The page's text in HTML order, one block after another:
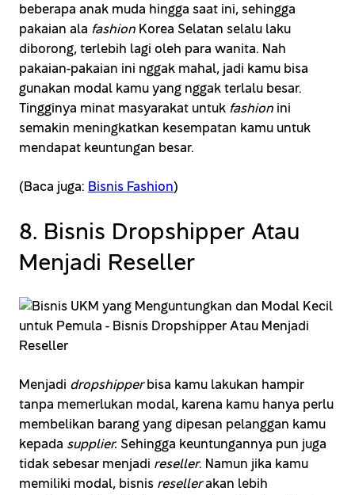
beberapa anak muda hingga saat ini, sehingga
pakaian ala fashion Korea Selatan selalu laku
diborong, terlebih lagi oleh para wanita. Nah
pakaian-pakaian ini nggak mahal, jadi kamu bisa
gunakan modal kamu yang nggak terlalu besar.
Tingginya minat masyarakat untuk fashion ini
semakin meningkatkan kesempatan kamu untuk
mendapat keuntungan besar.
(Baca juga: Bisnis Fashion)
8. Bisnis Dropshipper Atau
Menjadi Reseller
Menjadi dropshipperbisa kamu lakukan hampir
tanpa memerlukan modal, karena kamu hanya perlu
membelikan barang yang dipesan pelanggan kamu
kepada supplier. Sehingga keuntungannya pun juga
tidak sebesar menjadi reseller. Namun jika kamu
memiliki modal, bisnis resellerakan lebih